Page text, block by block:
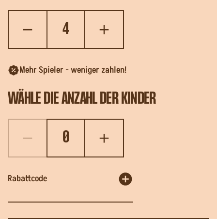
Mehr Spieler - weniger zahlen!
WÄHLE DIE ANZAHL DER KINDER
Rabattcode